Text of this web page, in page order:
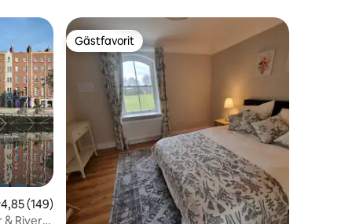
av 5 i genomsnittligt betyg, 149 omdömen
4,85 (149)
& River
Gästfavorit
Gästfavorit